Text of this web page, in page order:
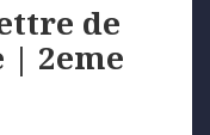
de
| 2eme